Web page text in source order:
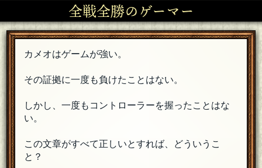
全戦全勝のゲーマー
カメオはゲームが強い。
その証拠に一度も負けたことはない。
しかし、一度もコントローラーを握ったことはな
い。
この文章がすべて正しいとすれば、どういうこ
と？